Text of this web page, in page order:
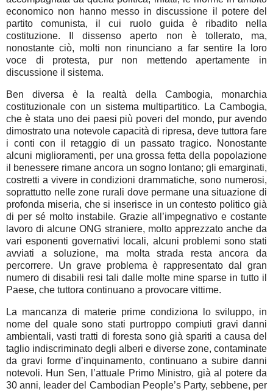
economico non hanno messo in discussione il potere del
partito comunista, il cui ruolo guida è ribadito nella
costituzione. Il dissenso aperto non è tollerato, ma,
nonostante ciò, molti non rinunciano a far sentire la loro
voce di protesta, pur non mettendo apertamente in
discussione il sistema.
Ben diversa è la realtà della Cambogia, monarchia
costituzionale con un sistema multipartitico. La Cambogia,
che è stata uno dei paesi più poveri del mondo, pur avendo
dimostrato una notevole capacità di ripresa, deve tuttora fare
i conti con il retaggio di un passato tragico. Nonostante
alcuni miglioramenti, per una grossa fetta della popolazione
il benessere rimane ancora un sogno lontano; gli emarginati,
costretti a vivere in condizioni drammatiche, sono numerosi,
soprattutto nelle zone rurali dove permane una situazione di
profonda miseria, che si inserisce in un contesto politico già
di per sé molto instabile. Grazie all’impegnativo e costante
lavoro di alcune ONG straniere, molto apprezzato anche da
vari esponenti governativi locali, alcuni problemi sono stati
avviati a soluzione, ma molta strada resta ancora da
percorrere. Un grave problema è rappresentato dal gran
numero di disabili resi tali dalle molte mine sparse in tutto il
Paese, che tuttora continuano a provocare vittime.
La mancanza di materie prime condiziona lo sviluppo, in
nome del quale sono stati purtroppo compiuti gravi danni
ambientali, vasti tratti di foresta sono già spariti a causa del
taglio indiscriminato degli alberi e diverse zone, contaminate
da gravi forme d’inquinamento, continuano a subire danni
notevoli. Hun Sen, l’attuale Primo Ministro, già al potere da
30 anni, leader del Cambodian People’s Party, sebbene, per